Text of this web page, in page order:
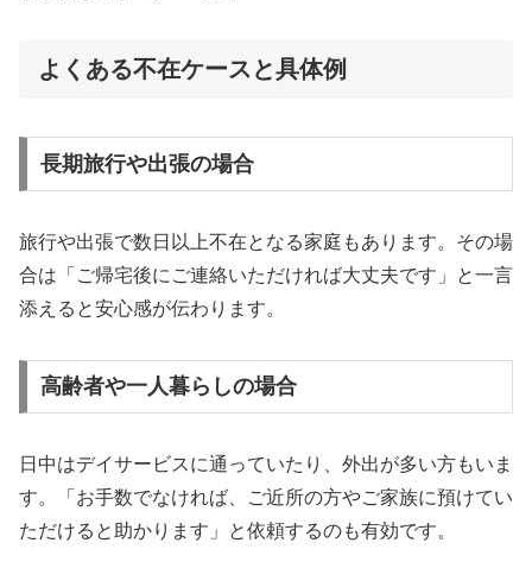
よくある不在ケースと具体例
長期旅行や出張の場合
旅行や出張で数日以上不在となる家庭もあります。その場
合は「ご帰宅後にご連絡いただければ大丈夫です」と一言
添えると安心感が伝わります。
高齢者や一人暮らしの場合
日中はデイサービスに通っていたり、外出が多い方もいま
す。「お手数でなければ、ご近所の方やご家族に預けてい
ただけると助かります」と依頼するのも有効です。